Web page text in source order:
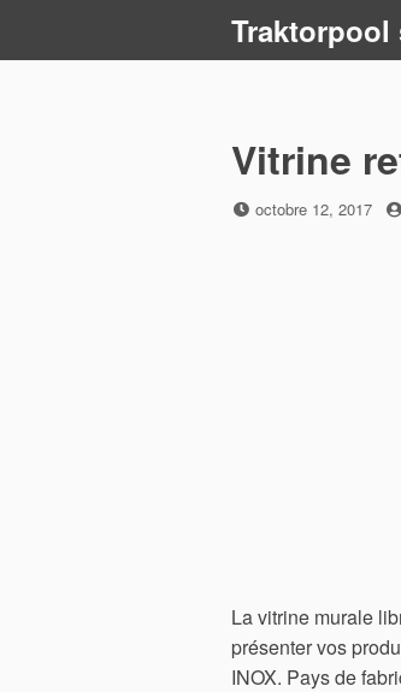
Traktorpool
Vitrine
Posted
octobre 12, 2017
La vitrine murale
présenter vos
INOX. Pays de